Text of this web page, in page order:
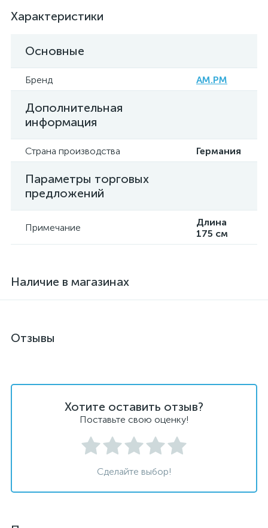
Характеристики
Основные
Бренд AM.PM
Дополнительная
информация
Страна производства Германия
Параметры торговых
предложений
Примечание
Длина
175 см
Наличие в магазинах
Отзывы
Хотите оставить отзыв?
Поставьте свою оценку!
Сделайте выбор!